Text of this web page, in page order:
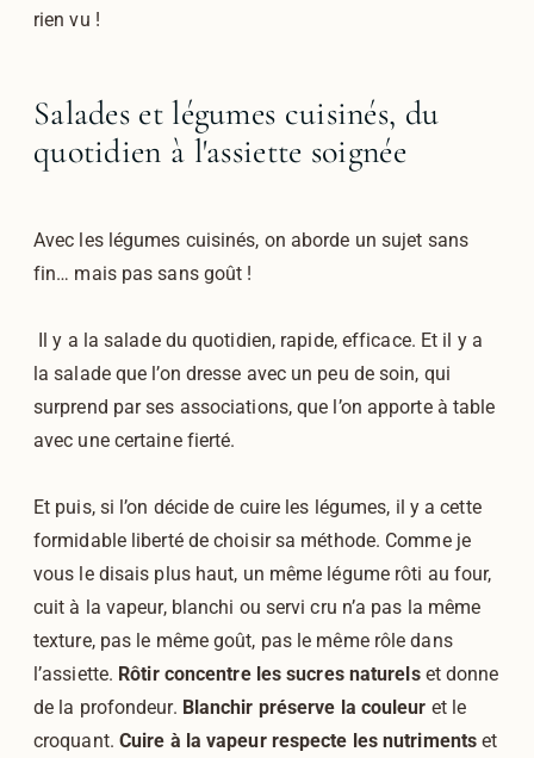
rien vu !
Salades et légumes cuisinés, du
quotidien à l'assiette soignée
Avec les légumes cuisinés, on aborde un sujet sans
fin… mais pas sans goût !
Il y a la salade du quotidien, rapide, efficace. Et il y a
la salade que l’on dresse avec un peu de soin, qui
surprend par ses associations, que l’on apporte à table
avec une certaine fierté.
Et puis, si l’on décide de cuire les légumes, il y a cette
formidable liberté de choisir sa méthode. Comme je
vous le disais plus haut, un même légume rôti au four,
cuit à la vapeur, blanchi ou servi cru n’a pas la même
texture, pas le même goût, pas le même rôle dans
l’assiette. Rôtir concentre les sucres naturelset donne
de la profondeur. Blanchir préserve la couleur et le
croquant. Cuire à la vapeur respecte les nutriments et